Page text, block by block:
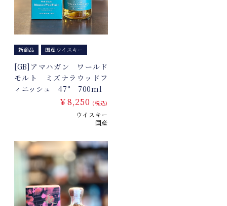
新商品 国産ウイスキー
[GB]アマハガン ワールド
モルト ミズナラウッドフ
ィニッシュ 47° 700ml
￥8,250 (税込)
ウイスキー
国産